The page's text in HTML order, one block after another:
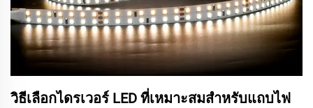
วิธีเลือกไดรเวอร์ LED ที่เหมาะสมสำหรับแถบไฟ